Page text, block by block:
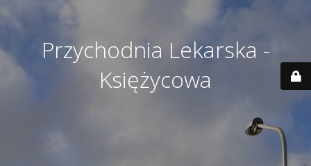
Przychodnia Lekarska -
Księżycowa